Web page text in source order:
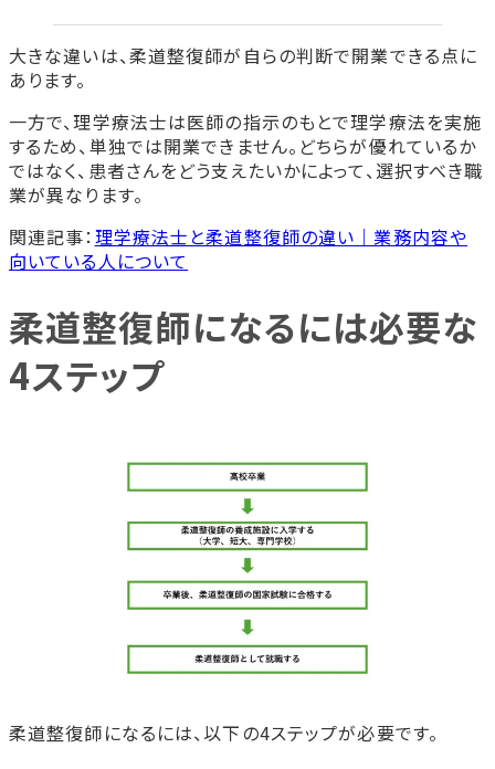
大きな違いは、柔道整復師が自らの判断で開業できる点に
あります。
一方で、理学療法士は医師の指示のもとで理学療法を実施
するため、単独では開業できません。どちらが優れているか
ではなく、患者さんをどう支えたいかによって、選択すべき職
業が異なります。
関連記事：理学療法士と柔道整復師の違い｜業務内容や
向いている人について
柔道整復師になるには必要な
4ステップ
柔道整復師になるには、以下の4ステップが必要です。